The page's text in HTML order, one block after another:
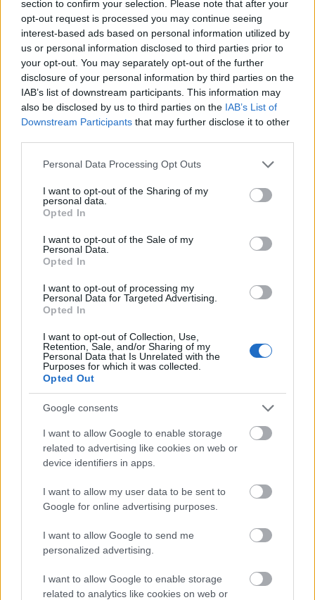
section to confirm your selection. Please note that after your
opt-out request is processed you may continue seeing
interest-based ads based on personal information utilized by
us or personal information disclosed to third parties prior to
your opt-out. You may separately opt-out of the further
disclosure of your personal information by third parties on the
IAB’s list of downstream participants. This information may
also be disclosed by us to third parties on the IAB’s List of
Downstream Participants that may further disclose it to other
Please note that this website/app uses one or more Google
not limited to your visit or usage behaviour. You may click to
grant or deny consent to Google and its third-party tags to
use your data for below specified purposes in below Google
consent section.
Personal Data Processing Opt Outs
I want to opt-out of the Sharing of my
personal data.
Opted In
I want to opt-out of the Sale of my
Personal Data.
Opted In
I want to opt-out of processing my
Personal Data for Targeted Advertising.
Opted In
I want to opt-out of Collection, Use,
Retention, Sale, and/or Sharing of my
Personal Data that Is Unrelated with the
Purposes for which it was collected.
Opted Out
Google consents
I want to allow Google to enable storage
related to advertising like cookies on web or
device identifiers in apps.
I want to allow my user data to be sent to
Google for online advertising purposes.
I want to allow Google to send me
personalized advertising.
I want to allow Google to enable storage
related to analytics like cookies on web or
oldaláról, ahol épp (aleárazott termékekreis
érvényes) 15% kedvezmény jár bármely termék
vásárlása esetén.
A legjobbak drogéria kategóriában:
Rimmel Provocalips Transfer Proofmatt ajakrúzs
L'Oréal Paris Glam Shine Stainfényes ajakrúzs
Bourjois Rouge Edition Velvet
matt ajakrúzs
A legjobbak luxus kategóriában:
Yves Saint Laurant Rouge Pur Couture Glossy Stain
fényes ajakrúzs
Dior Diorific High Fashionselymes ajakrúzs
Lancome Rouge in love
Guerlain Rouge Automatiqueajakrúzs
MAC Pro Longwear